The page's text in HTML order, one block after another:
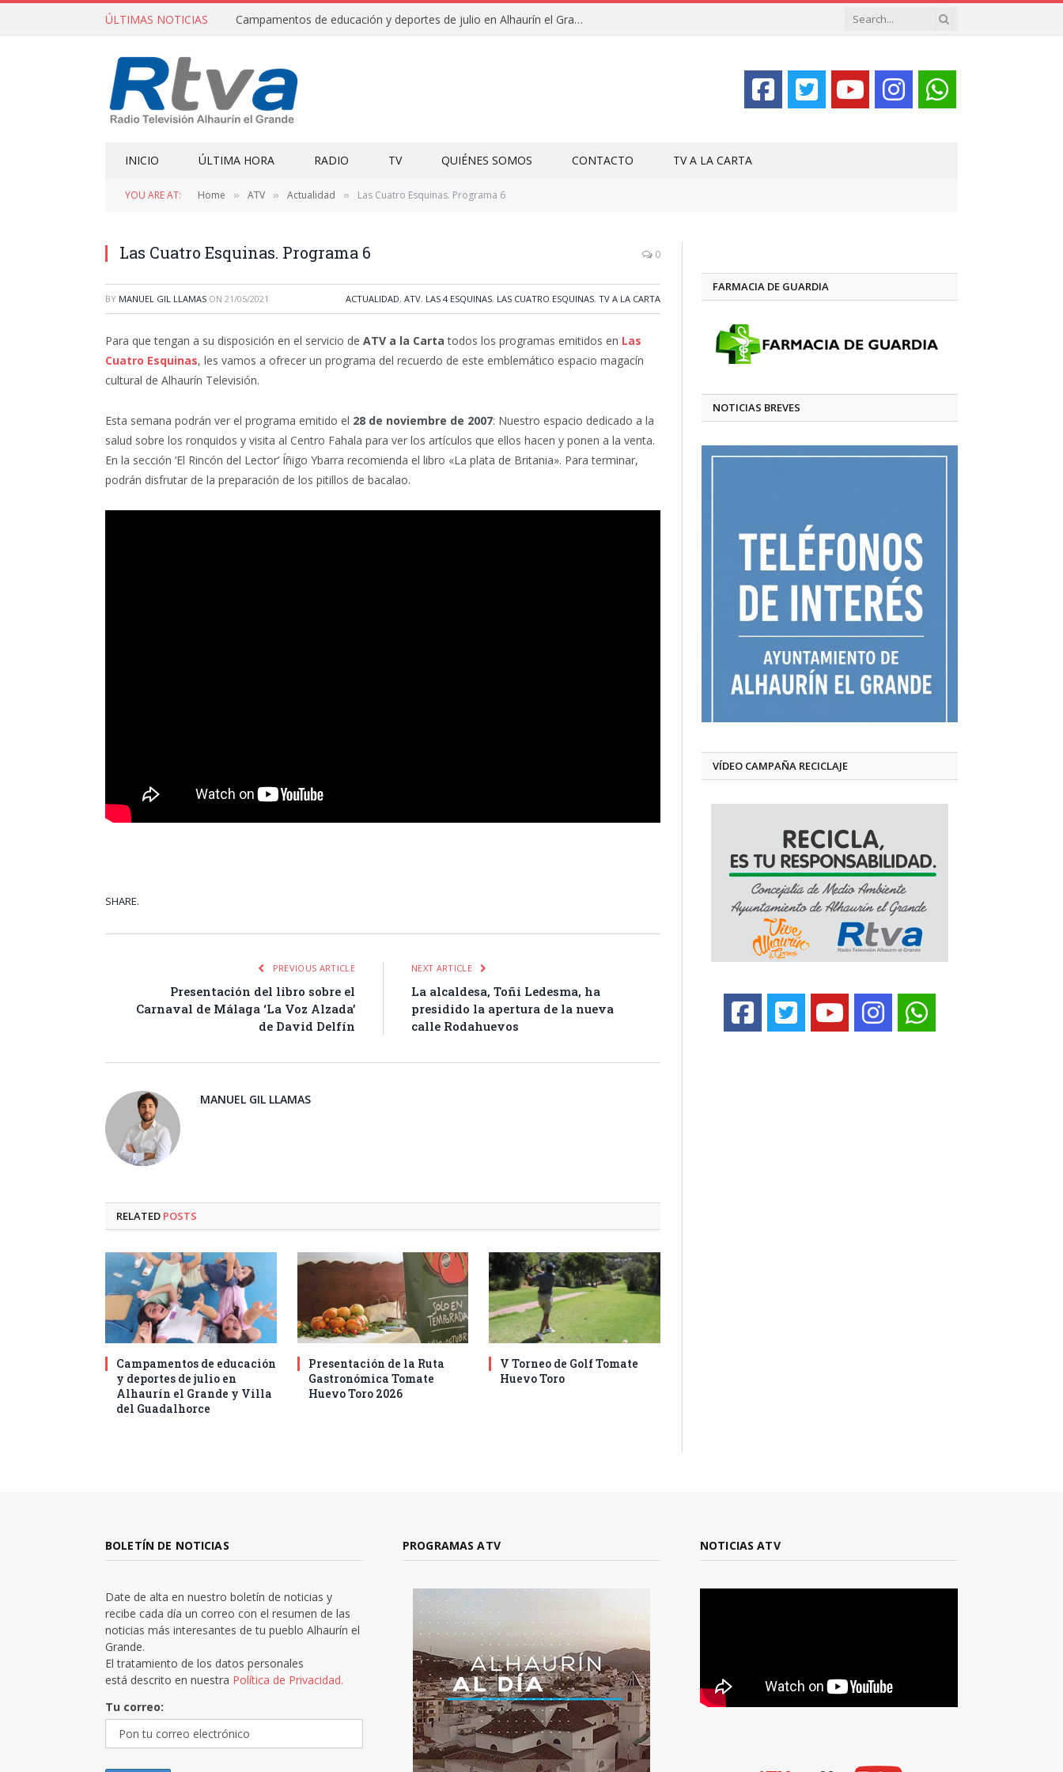
ÚLTIMAS NOTICIAS Campamentos de educación y deportes de julio en Alhaurín el Grande y Villa del Guadalhorce
INICIO ÚLTIMA HORA RADIO TV QUIÉNES SOMOS CONTACTO TV A LA CARTA
YOU ARE AT: Home » ATV » Actualidad » Las Cuatro Esquinas. Programa 6
Las Cuatro Esquinas. Programa 6 0
BY MANUEL GIL LLAMAS ON 21/05/2021 ACTUALIDAD, ATV, LAS 4 ESQUINAS, LAS CUATRO ESQUINAS, TV A LA CARTA
Para que tengan a su disposición en el servicio de ATV a la Carta todos los programas emitidos en Las
Cuatro Esquinas, les vamos a ofrecer un programa del recuerdo de este emblemático espacio magacín
cultural de Alhaurín Televisión.
Esta semana podrán ver el programa emitido el 28 de noviembre de 2007: Nuestro espacio dedicado a la
salud sobre los ronquidos y visita al Centro Fahala para ver los artículos que ellos hacen y ponen a la venta.
En la sección ‘El Rincón del Lector’ Íñigo Ybarra recomienda el libro «La plata de Britania». Para terminar,
podrán disfrutar de la preparación de los pitillos de bacalao.
SHARE.
PREVIOUS ARTICLE
Presentación del libro sobre el
Carnaval de Málaga ‘La Voz Alzada’
de David Delfín
NEXT ARTICLE
La alcaldesa, Toñi Ledesma, ha
presidido la apertura de la nueva
calle Rodahuevos
MANUEL GIL LLAMAS
RELATED POSTS
Campamentos de educación
y deportes de julio en
Alhaurín el Grande y Villa
del Guadalhorce
Presentación de la Ruta
Gastronómica Tomate
Huevo Toro 2026
V Torneo de Golf Tomate
Huevo Toro
FARMACIA DE GUARDIA
NOTICIAS BREVES
VÍDEO CAMPAÑA RECICLAJE
BOLETÍN DE NOTICIAS
Date de alta en nuestro boletín de noticias y
recibe cada día un correo con el resumen de las
noticias más interesantes de tu pueblo Alhaurín el
Grande.
El tratamiento de los datos personales
está descrito en nuestra Política de Privacidad.
Tu correo:
PROGRAMAS ATV NOTICIAS ATV